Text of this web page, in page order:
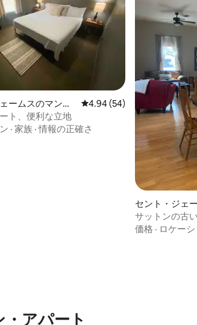
つ星の平均評価
ームスのマンシ
ト
レビュー54件、5つ星中4.94
4.94 (54)
ト、便利な立地
· 家族 ·情報の正確さ
セント・ジェ
ョン・アパート
サットンの古
価格 · ロケー
アパート